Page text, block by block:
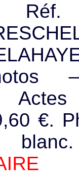
Réf.
Actes
€.